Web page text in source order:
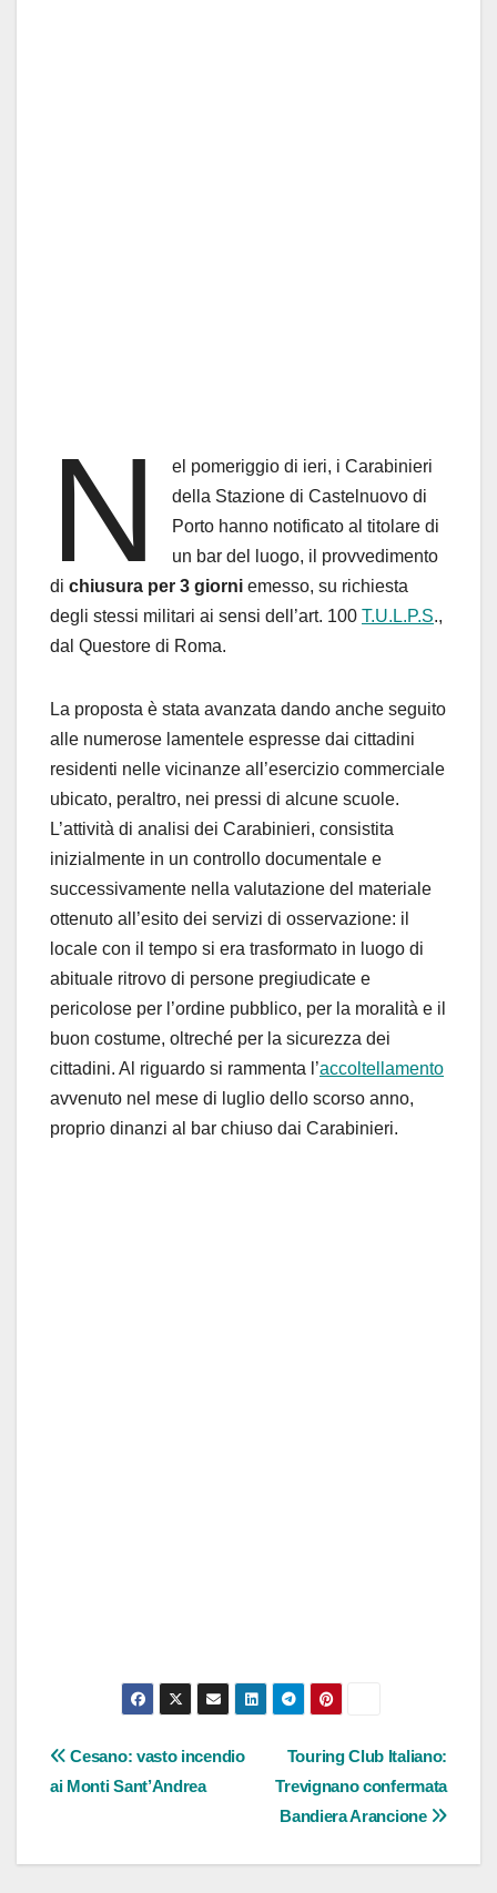
N
el pomeriggio di ieri, i Carabinieri
della Stazione di Castelnuovo di
Porto hanno notificato al titolare di
un bar del luogo, il provvedimento
di chiusura per 3 giorni emesso, su richiesta
degli stessi militari ai sensi dell’art. 100 T.U.L.P.S.,
dal Questore di Roma.
La proposta è stata avanzata dando anche seguito
alle numerose lamentele espresse dai cittadini
residenti nelle vicinanze all’esercizio commerciale
ubicato, peraltro, nei pressi di alcune scuole.
L’attività di analisi dei Carabinieri, consistita
inizialmente in un controllo documentale e
successivamente nella valutazione del materiale
ottenuto all’esito dei servizi di osservazione: il
locale con il tempo si era trasformato in luogo di
abituale ritrovo di persone pregiudicate e
pericolose per l’ordine pubblico, per la moralità e il
buon costume, oltreché per la sicurezza dei
cittadini. Al riguardo si rammenta l’accoltellamento
avvenuto nel mese di luglio dello scorso anno,
proprio dinanzi al bar chiuso dai Carabinieri.
Navigazione
Touring Club Italiano:
Trevignano confermata
Bandiera Arancione
Cesano: vasto incendio
ai Monti Sant’Andrea